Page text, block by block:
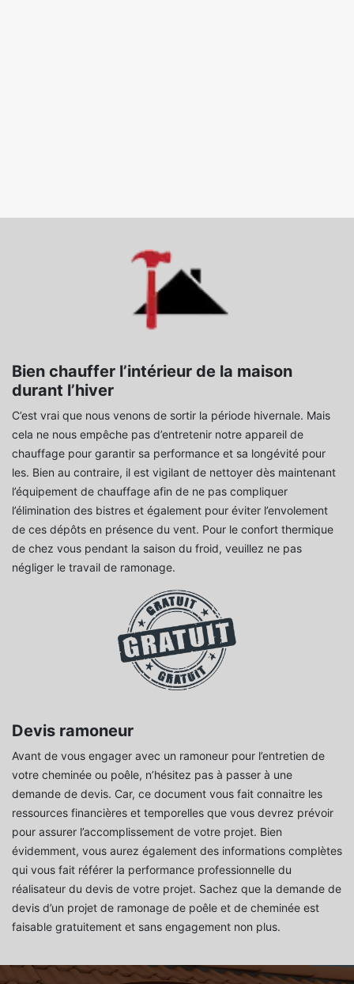
Bien chauffer l’intérieur de la maison
durant l’hiver
C’est vrai que nous venons de sortir la période hivernale. Mais
cela ne nous empêche pas d’entretenir notre appareil de
chauffage pour garantir sa performance et sa longévité pour
les. Bien au contraire, il est vigilant de nettoyer dès maintenant
l’équipement de chauffage afin de ne pas compliquer
l’élimination des bistres et également pour éviter l’envolement
de ces dépôts en présence du vent. Pour le confort thermique
de chez vous pendant la saison du froid, veuillez ne pas
négliger le travail de ramonage.
Devis ramoneur
Avant de vous engager avec un ramoneur pour l’entretien de
votre cheminée ou poêle, n’hésitez pas à passer à une
demande de devis. Car, ce document vous fait connaitre les
ressources financières et temporelles que vous devrez prévoir
pour assurer l’accomplissement de votre projet. Bien
évidemment, vous aurez également des informations complètes
qui vous fait référer la performance professionnelle du
réalisateur du devis de votre projet. Sachez que la demande de
devis d’un projet de ramonage de poêle et de cheminée est
faisable gratuitement et sans engagement non plus.